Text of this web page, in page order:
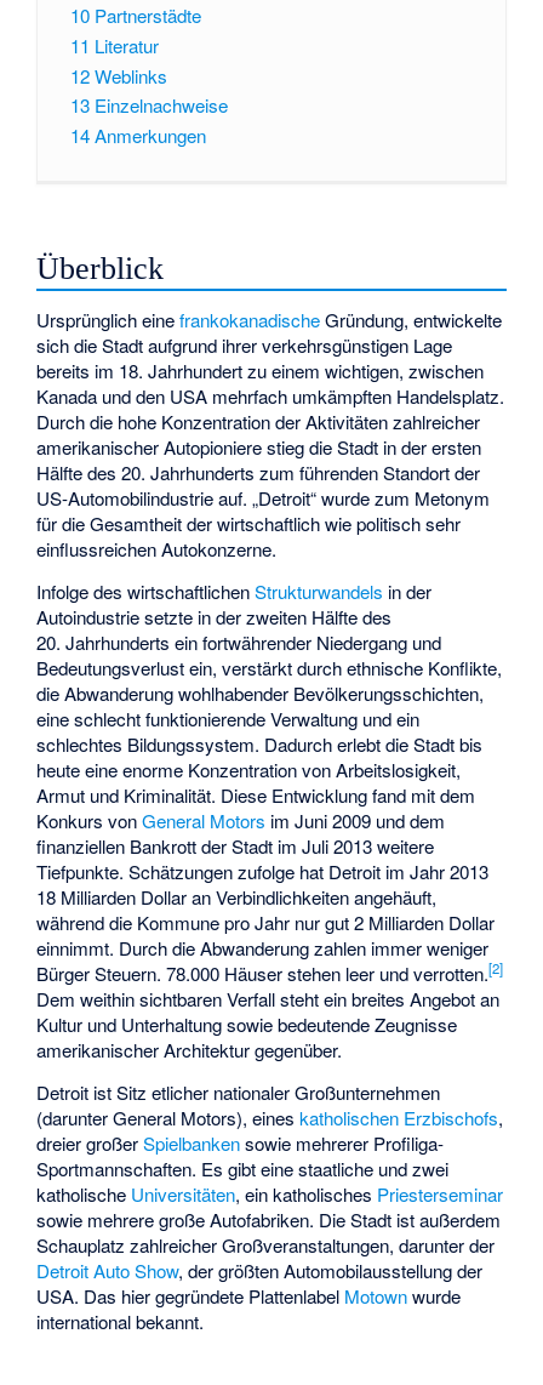
10 Partnerstädte
11 Literatur
12Weblinks
13 Einzelnachweise
14Anmerkungen
Überblick
Ursprünglich einefrankokanadischeGründung, entwickelte
sich die Stadt aufgrund ihrer verkehrsgünstigen Lage
bereits im 18. Jahrhundert zu einem wichtigen, zwischen
Kanada und den USA mehrfach umkämpften Handelsplatz.
Durch die hohe Konzentration der Aktivitäten zahlreicher
amerikanischer Autopioniere stieg die Stadt in der ersten
Hälfte des 20. Jahrhunderts zum führenden Standort der
US-Automobilindustrie auf. „Detroit“ wurde zum Metonym
für die Gesamtheit der wirtschaftlich wie politisch sehr
einflussreichen Autokonzerne.
Infolge des wirtschaftlichenStrukturwandels in der
Autoindustriesetzte in der zweiten Hälfte des
20. Jahrhunderts ein fortwährender Niedergang und
Bedeutungsverlust ein, verstärkt durch ethnische Konflikte,
die Abwanderung wohlhabender Bevölkerungsschichten,
eine schlecht funktionierende Verwaltung und ein
schlechtes Bildungssystem. Dadurch erlebt die Stadt bis
heute eine enorme Konzentration von Arbeitslosigkeit,
Armut und Kriminalität. Diese Entwicklung fand mit dem
Konkurs vonGeneral Motors im Juni 2009 und dem
finanziellen Bankrott der Stadt im Juli 2013 weitere
Tiefpunkte. Schätzungen zufolge hat Detroit im Jahr 2013
18 Milliarden Dollar an Verbindlichkeiten angehäuft,
während die Kommune pro Jahr nur gut 2 Milliarden Dollar
einnimmt. Durch die Abwanderung zahlen immer weniger
Bürger Steuern. 78.000 Häuser stehen leer und verrotten.[2]
Dem weithin sichtbaren Verfall steht ein breites Angebot an
Kultur und Unterhaltung sowie bedeutende Zeugnisse
amerikanischer Architektur gegenüber.
Detroit ist Sitz etlicher nationaler Großunternehmen
(darunter General Motors), eineskatholischen Erzbischofs,
dreier großerSpielbankensowie mehrerer Profiliga-
Sportmannschaften. Es gibt eine staatliche und zwei
katholische Universitäten, ein katholisches Priesterseminar
sowie mehrere große Autofabriken. Die Stadt ist außerdem
Schauplatz zahlreicher Großveranstaltungen, darunter der
Detroit Auto Show, der größten Automobilausstellung der
USA. Das hier gegründete Plattenlabel Motownwurde
international bekannt.